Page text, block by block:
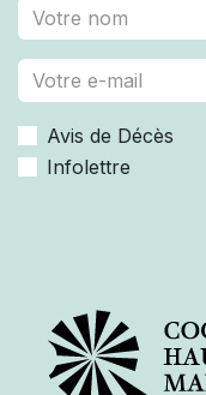
Avis de Décès
Infolettre